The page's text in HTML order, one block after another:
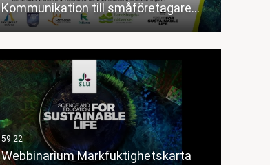
Kommunikation till småföretagare…
Webbinarium Markfuktighetskarta